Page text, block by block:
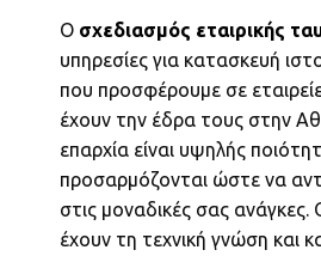
Ο σχεδιασμός εταιρικής
υπηρεσίες για κατασκευή
που προσφέρουμε σε
έχουν την έδρα τους στην
επαρχία είναι υψηλής
προσαρμόζονται ώστε να
στις μοναδικές σας ανάγκες.
έχουν τη τεχνική γνώση και